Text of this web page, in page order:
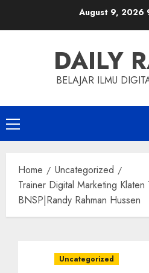
August 9, 2026
DAILY
BELAJAR ILMU
Primary
Menu
Home
Uncategorized
Trainer Digital Marketing Klaten
BNSP|Randy Rahman Hussen
Uncategorized